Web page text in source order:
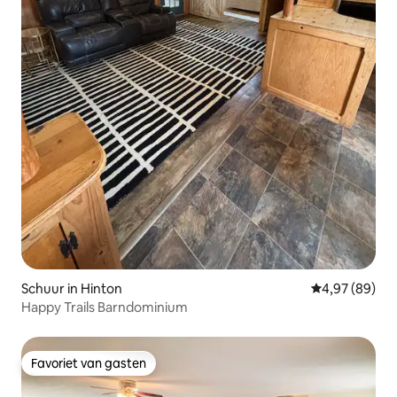
Schuur in Hinton Gemiddelde
4,97 (89)
Happy Trails Barndominium
Favoriet van gasten
Favoriet van gasten